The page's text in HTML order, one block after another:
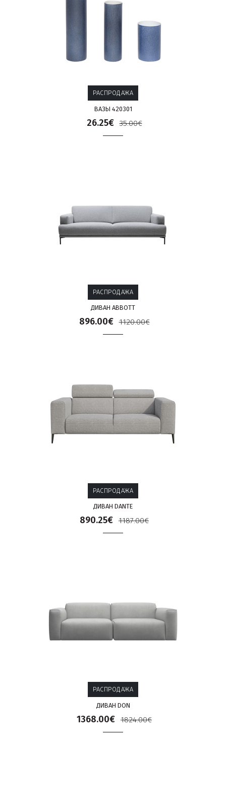
РАСПРОДАЖА
ВАЗЫ 420301
26.25€ 35.00€
РАСПРОДАЖА
ДИВАН ABBOTT
896.00€ 1120.00€
РАСПРОДАЖА
ДИВАН DANTE
890.25€ 1187.00€
РАСПРОДАЖА
ДИВАН DON
1368.00€ 1824.00€